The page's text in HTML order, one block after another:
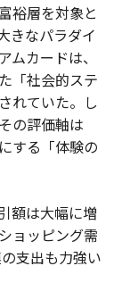
裕層を対象と
きなパラダイ
カードは、
「社会的ステ
れていた。し
の評価軸は
する「体験の
額は大幅に増
ョッピング需
支出も力強い